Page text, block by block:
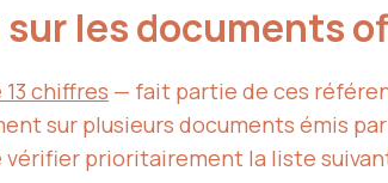
les documents
chiffres — fait partie de ces
sur plusieurs documents émis
vérifier prioritairement la liste